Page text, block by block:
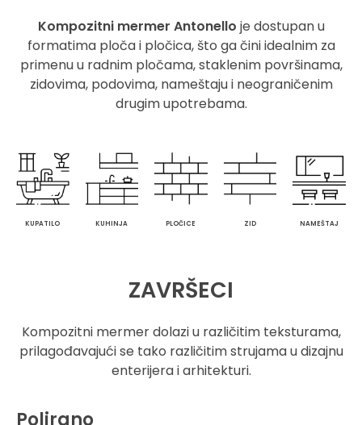
Kompozitni mermer Antonello je dostupan u
formatima ploča i pločica, što ga čini idealnim za
primenu u radnim pločama, staklenim površinama,
zidovima, podovima, nameštaju i neograničenim
drugim upotrebama.
KUPATILO KUHINJA PLOČICE ZID NAMEŠTAJ
ZAVRŠECI
Kompozitni mermer dolazi u različitim teksturama,
prilagođavajući se tako različitim strujama u dizajnu
enterijera i arhitekturi.